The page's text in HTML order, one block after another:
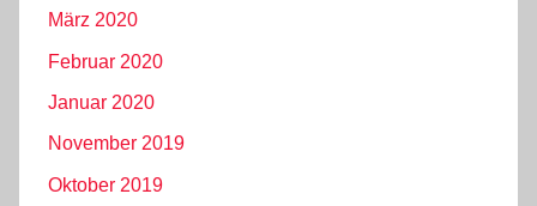
März 2020
Februar 2020
Januar 2020
November 2019
Oktober 2019